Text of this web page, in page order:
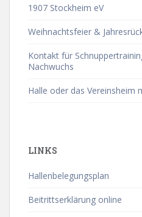
1907 Stockheim eV
Weihnachtsfeier &
Kontakt für
Nachwuchs
Halle oder das Vereinsheim
LINKS
Hallenbelegungsplan
Beitrittserklärung online